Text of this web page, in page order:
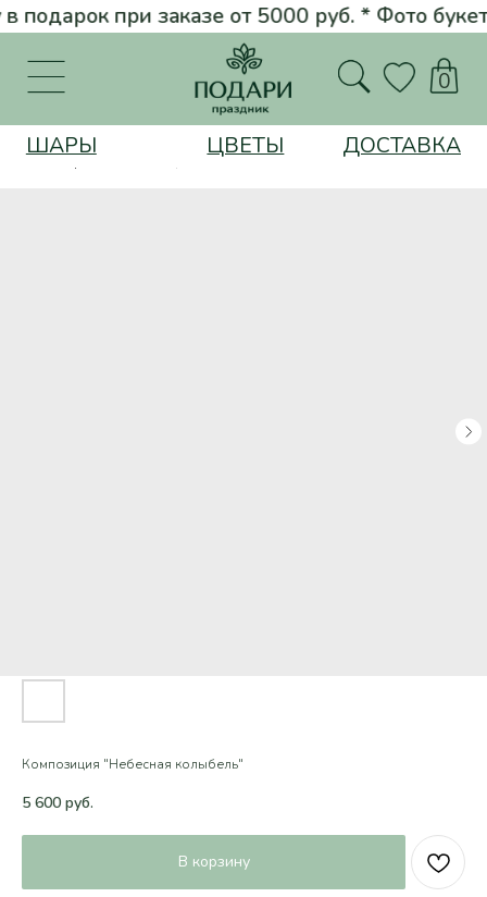
при заказе от 5000 руб. * Фото букета перед
ДОСТАВКА
ЦВЕТЫ
Композиция "Небесная колыбель"
5 600 руб.
В корзину